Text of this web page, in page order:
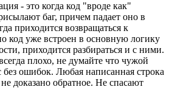
- это когда код "вроде как"
баг, причем падает оно в
приходится возвращаться к
код уже встроен в основную логику
приходится разбираться и с ними.
плохо, не думайте что чужой
без ошибок. Любая написанная строка
доказано обратное. Не спасают